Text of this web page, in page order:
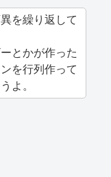
を繰り返して
とかが作った
を行列作って
よ。